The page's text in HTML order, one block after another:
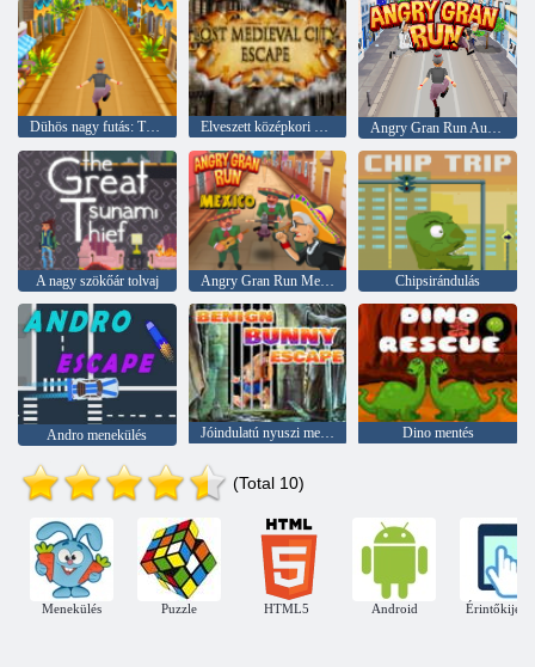
Dühös nagy futás: Törökország Elveszett középkori város menekülés Angry Gran Run Ausztrália
A nagy szökőár tolvaj Angry Gran Run Mexikó Chipsirándulás
Andro menekülés Jóindulatú nyuszi menekülés Dino mentés
(Total 10)
Menekülés Puzzle HTML5 Android